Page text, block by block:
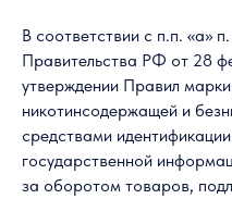
В соответствии с п.п. «а»
Правительства РФ от 28
утверждении Правил
никотинсодержащей и
средствами
государственной
за оборотом товаров,